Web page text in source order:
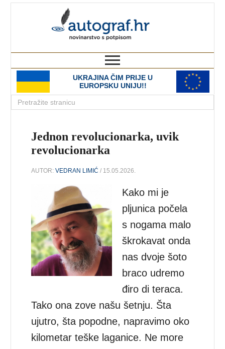
UKRAJINA ČIM PRIJE U
EUROPSKU UNIJU!!
Jednon revolucionarka, uvik
revolucionarka
AUTOR:VEDRAN LIMIĆ / 15.05.2026.
Kako mi je
pljunica počela
s nogama malo
škrokavat onda
nas dvoje šoto
braco udremo
điro di teraca.
Tako ona zove našu šetnju. Šta
ujutro, šta popodne, napravimo oko
kilometar teške laganice. Ne more